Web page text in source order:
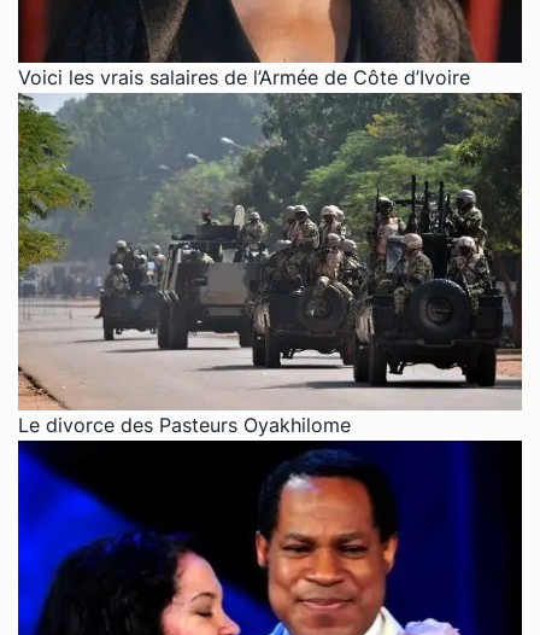
Voici les vrais salaires de l’Armée de Côte d’Ivoire
Le divorce des Pasteurs Oyakhilome